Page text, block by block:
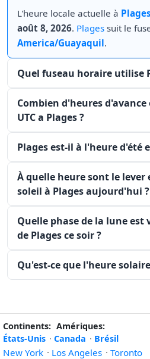
L'heure locale actuelle à Plages
août 8, 2026. Plages suit le
America/Guayaquil.
Quel fuseau horaire utilise
Combien d'heures
UTC a Plages ?
Plages est-il à l'heure d'été
À quelle heure sont le lever
soleil à Plages aujourd'hui ?
Quelle phase de la lune est
de Plages ce soir ?
Qu'est-ce que l'heure
Continents: Amériques:
États-Unis · Canada · Brésil
New York · Los Angeles · Toronto